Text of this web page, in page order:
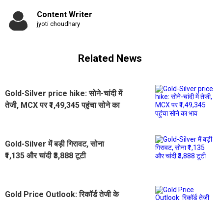
Content Writer
jyoti choudhary
Related News
Gold-Silver price hike: सोने-चांदी में
तेजी, MCX पर ₹1,49,345 पहुंचा सोने का
Gold-Silver में बड़ी गिरावट, सोना
₹1,135 और चांदी ₹3,888 टूटी
Gold Price Outlook: रिकॉर्ड तेजी के